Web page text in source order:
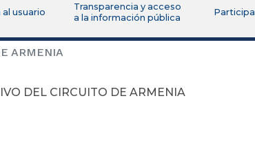
usuario
Transparencia y acceso
a la información pública
Participa
ARMENIA
DEL CIRCUITO DE ARMENIA